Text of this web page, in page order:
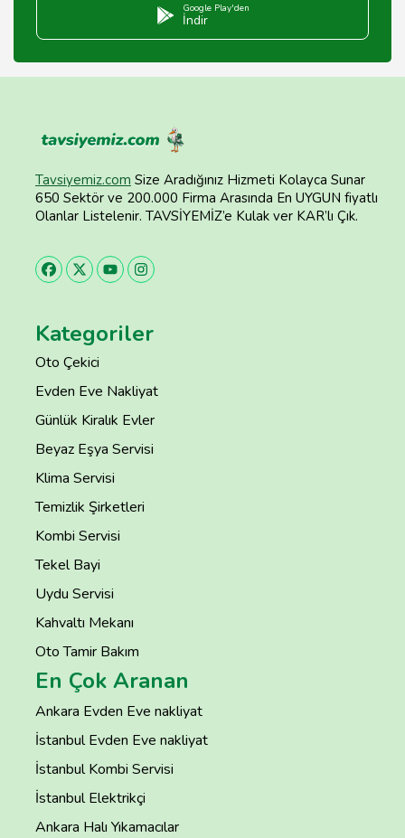
Google Play'den
İndir
Tavsiyemiz.com Size Aradığınız Hizmeti Kolayca Sunar
650 Sektör ve 200.000 Firma Arasında En UYGUN fiyatlı
Olanlar Listelenir. TAVSİYEMİZ’e Kulak ver KAR’lı Çık.
Kategoriler
Oto Çekici
Evden Eve Nakliyat
Günlük Kiralık Evler
Beyaz Eşya Servisi
Klima Servisi
Temizlik Şirketleri
Kombi Servisi
Tekel Bayi
Uydu Servisi
Kahvaltı Mekanı
Oto Tamir Bakım
En Çok Aranan
Ankara Evden Eve nakliyat
İstanbul Evden Eve nakliyat
İstanbul Kombi Servisi
İstanbul Elektrikçi
Ankara Halı Yıkamacılar